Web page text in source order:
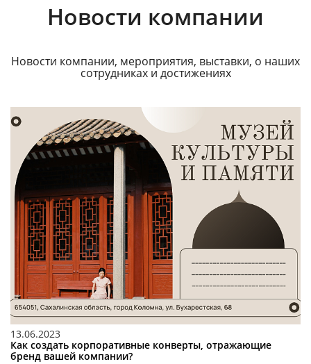
Новости компании
Новости компании, мероприятия, выставки, о наших
сотрудниках и достижениях
13.06.2023
Как создать корпоративные конверты, отражающие
бренд вашей компании?